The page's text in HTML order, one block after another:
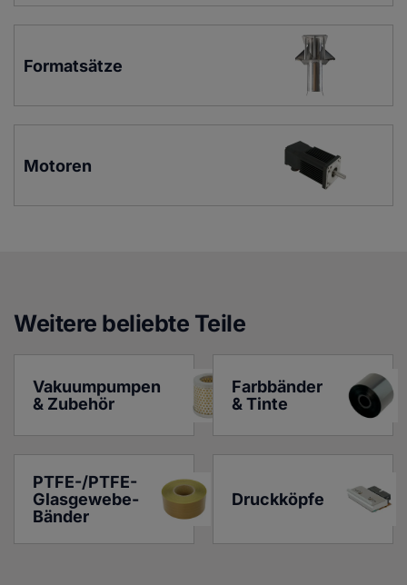
Formatsätze
Motoren
Weitere beliebte Teile
Vakuumpumpen
& Zubehör
Farbbänder
& Tinte
PTFE-/PTFE-
Glasgewebe-
Bänder
Druckköpfe